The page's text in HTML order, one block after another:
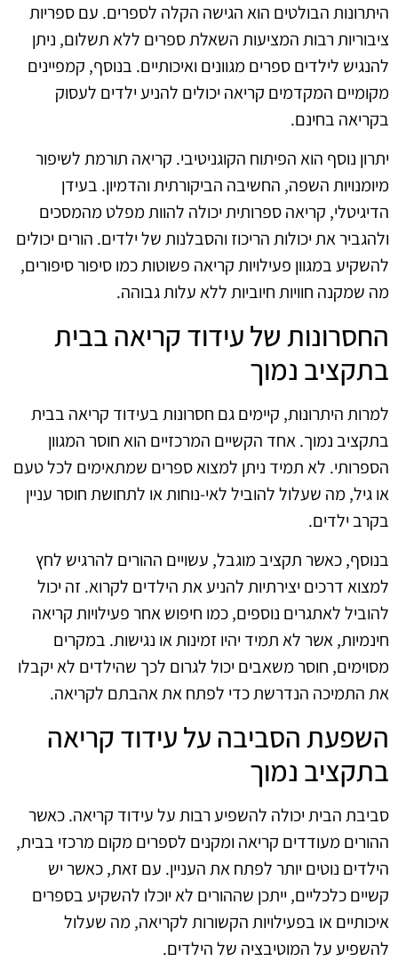
היתרונות הבולטים הוא הגישה הקלה לספרים. עם ספריות
ציבוריות רבות המציעות השאלת ספרים ללא תשלום, ניתן
להנגיש לילדים ספרים מגוונים ואיכותיים. בנוסף, קמפיינים
מקומיים המקדמים קריאה יכולים להניע ילדים לעסוק
בקריאה בחינם.
יתרון נוסף הוא הפיתוח הקוגניטיבי. קריאה תורמת לשיפור
מיומנויות השפה, החשיבה הביקורתית והדמיון. בעידן
הדיגיטלי, קריאה ספרותית יכולה להוות מפלט מהמסכים
ולהגביר את יכולות הריכוז והסבלנות של ילדים. הורים יכולים
להשקיע במגוון פעילויות קריאה פשוטות כמו סיפור סיפורים,
מה שמקנה חוויות חיוביות ללא עלות גבוהה.
החסרונות של עידוד קריאה בבית
בתקציב נמוך
למרות היתרונות, קיימים גם חסרונות בעידוד קריאה בבית
בתקציב נמוך. אחד הקשיים המרכזיים הוא חוסר המגוון
הספרותי. לא תמיד ניתן למצוא ספרים שמתאימים לכל טעם
או גיל, מה שעלול להוביל לאי-נוחות או לתחושת חוסר עניין
בקרב ילדים.
בנוסף, כאשר תקציב מוגבל, עשויים ההורים להרגיש לחץ
למצוא דרכים יצירתיות להניע את הילדים לקרוא. זה יכול
להוביל לאתגרים נוספים, כמו חיפוש אחר פעילויות קריאה
חינמיות, אשר לא תמיד יהיו זמינות או נגישות. במקרים
מסוימים, חוסר משאבים יכול לגרום לכך שהילדים לא יקבלו
את התמיכה הנדרשת כדי לפתח את אהבתם לקריאה.
השפעת הסביבה על עידוד קריאה
בתקציב נמוך
סביבת הבית יכולה להשפיע רבות על עידוד קריאה. כאשר
ההורים מעודדים קריאה ומקנים לספרים מקום מרכזי בבית,
הילדים נוטים יותר לפתח את העניין. עם זאת, כאשר יש
קשיים כלכליים, ייתכן שההורים לא יוכלו להשקיע בספרים
איכותיים או בפעילויות הקשורות לקריאה, מה שעלול
להשפיע על המוטיבציה של הילדים.